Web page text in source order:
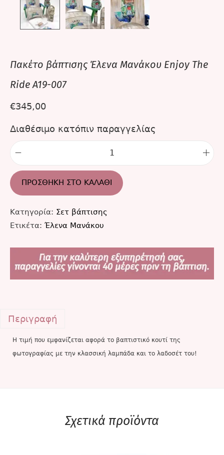
Πακέτο βάπτισης Έλενα Μανάκου Enjoy The
Ride A19-007
€345,00
Διαθέσιμο κατόπιν παραγγελίας
ΠΡΟΣΘΉΚΗ ΣΤΟ ΚΑΛΆΘΙ
Κατηγορία: Σετ βάπτισης
Ετικέτα: Έλενα Μανάκου
Περιγραφή
Η τιμή που εμφανίζεται αφορά το βαπτιστικό κουτί της
φωτογραφίας με την κλασσική λαμπάδα και το λαδοσέτ του!
Σχετικά προϊόντα